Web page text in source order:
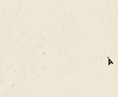
À